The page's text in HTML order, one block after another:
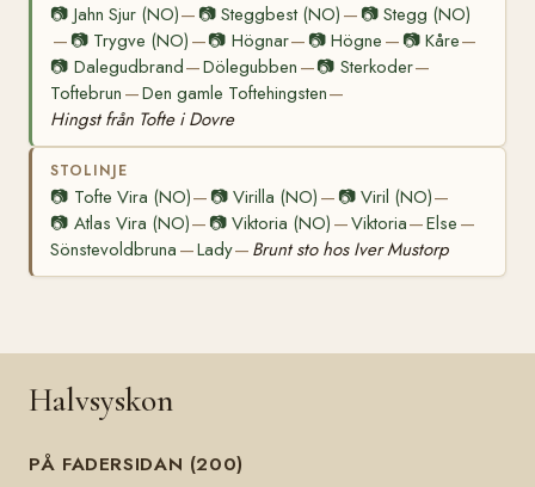
📷 Jahn Sjur (NO)— 📷Steggbest (NO) — 📷 Stegg (NO)
— 📷 Trygve (NO) —📷 Högnar— 📷Högne — 📷 Kåre—
📷 Dalegudbrand—Dölegubben —📷 Sterkoder—
Toftebrun —Den gamle Toftehingsten—
Hingst från Tofte i Dovre
STOLINJE
📷 Tofte Vira (NO)— 📷Virilla (NO) — 📷 Viril (NO)—
📷 Atlas Vira (NO)— 📷Viktoria (NO) —Viktoria—Else —
Sönstevoldbruna —Lady— Brunt sto hos Iver Mustorp
Halvsyskon
PÅ FADERSIDAN (200)